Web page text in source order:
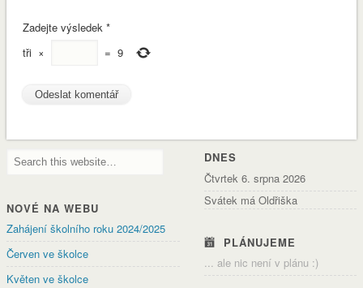
Zadejte výsledek *
tři × = 9
NOVÉ NA WEBU
Zahájení školního roku 2024/2025
Červen ve školce
Květen ve školce
DNES
Čtvrtek 6. srpna 2026
Svátek má Oldřiška
PLÁNUJEME
... ale nic není v plánu :)